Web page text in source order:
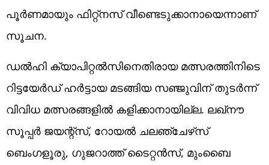
പൂര്‍ണമായും ഫിറ്റ്‌നസ് വീണ്ടെടുക്കാനായെന്നാണ്
സൂചന.
ഡല്‍ഹി ക്യാപിറ്റല്‍സിനെതിരായ മത്സരത്തിനിടെ
റിട്ടയേര്‍ഡ് ഹര്‍ട്ടായ മടങ്ങിയ സഞ്ജുവിന് തുടര്‍ന്ന്
വിവിധ മത്സരങ്ങളില്‍ കളിക്കാനായില്ല. ലഖ്‌നൗ
സൂപ്പര്‍ ജയന്റ്‌സ്, റോയല്‍ ചലഞ്ചേഴ്‌സ്
ബെംഗളൂരു, ഗുജറാത്ത് ടൈറ്റന്‍സ്, മുംബൈ